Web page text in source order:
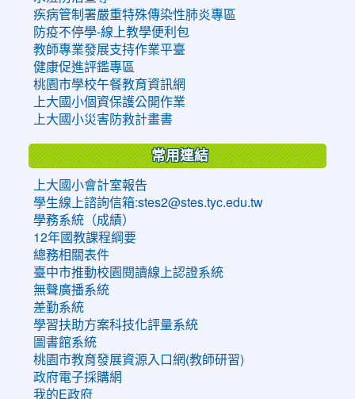
疾病管制署嚴重特殊傳染性肺炎專區
防疫不停學-線上教學便利包
教師專業發展支持作業平臺
健康促進評鑑專區
桃園市學校午餐教育資訊網
上大國小個資保護公開作業
上大國小災害防救計畫書
常用連結
上大國小會計室報告
學生線上諮詢信箱:stes2@stes.tyc.edu.tw
學務系統（成績）
12年國教課程綱要
總務相關表件
臺中市推動校園閱讀線上認證系統
無聲廣播系統
差勤系統
學習扶助方案科技化評量系統
圖書館系統
桃園市教育發展資源入口網(教師研習)
政府電子採購網
我的E政府